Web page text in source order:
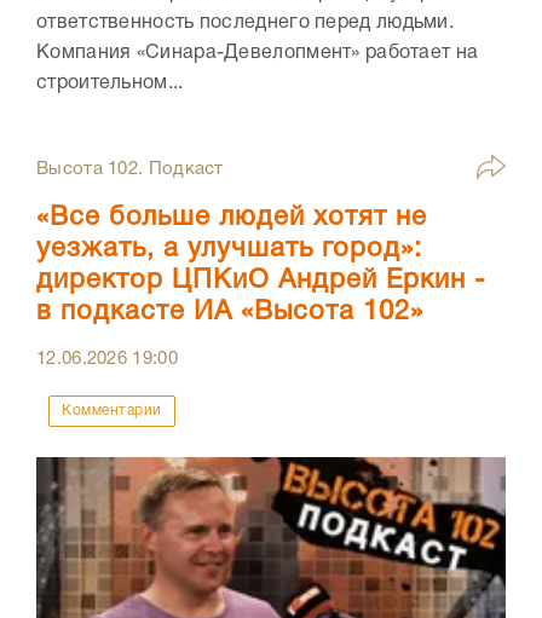
ответственность последнего перед людьми.
Компания «Синара-Девелопмент» работает на
строительном...
Высота 102. Подкаст
«Все больше людей хотят не
уезжать, а улучшать город»:
директор ЦПКиО Андрей Еркин -
в подкасте ИА «Высота 102»
12.06.2026 19:00
Комментарии